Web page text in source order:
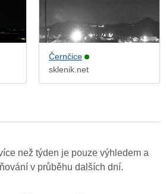
Černčice
sklenik.net
než týden je pouze výhledem a
v průběhu dalších dní.